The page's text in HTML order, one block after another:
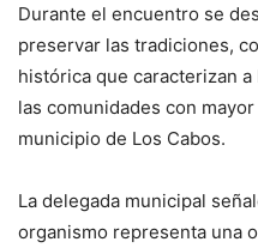
Durante el encuentro se
preservar las tradiciones,
histórica que caracterizan
las comunidades con
municipio de Los Cabos.
La delegada municipal
organismo representa una